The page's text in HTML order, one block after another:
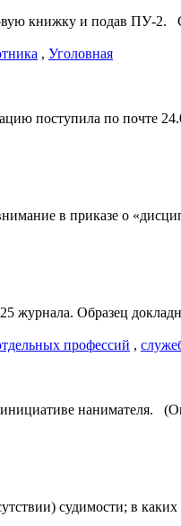
книжку и подав ПУ-
, Уголовная
поступила по почте
внимание в приказе о
журнала. Образец
профессий ,
инициативе нанимателя.
судимости; в